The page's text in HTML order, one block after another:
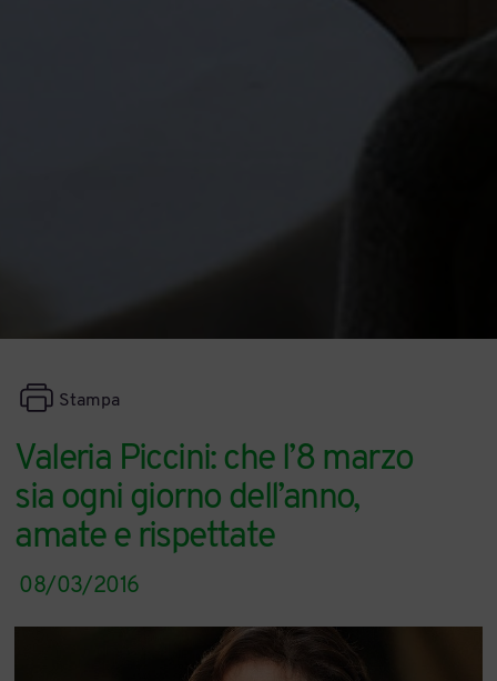
Valeria Piccini: che l’8 marzo
sia ogni giorno dell’anno,
amate e rispettate
Stampa
08/03/2016